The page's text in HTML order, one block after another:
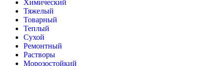
Химический
Тяжелый
Товарный
Теплый
Сухой
Ремонтный
Растворы
Морозостойкий